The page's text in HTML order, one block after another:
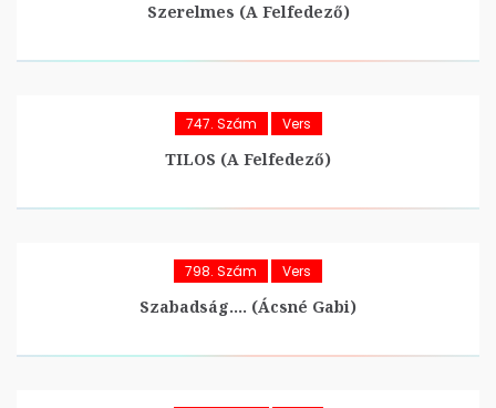
Szerelmes (A Felfedező)
747. Szám Vers
TILOS (A Felfedező)
798. Szám Vers
Szabadság…. (Ácsné Gabi)